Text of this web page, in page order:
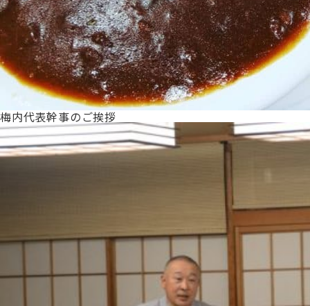
梅内代表幹事のご挨拶